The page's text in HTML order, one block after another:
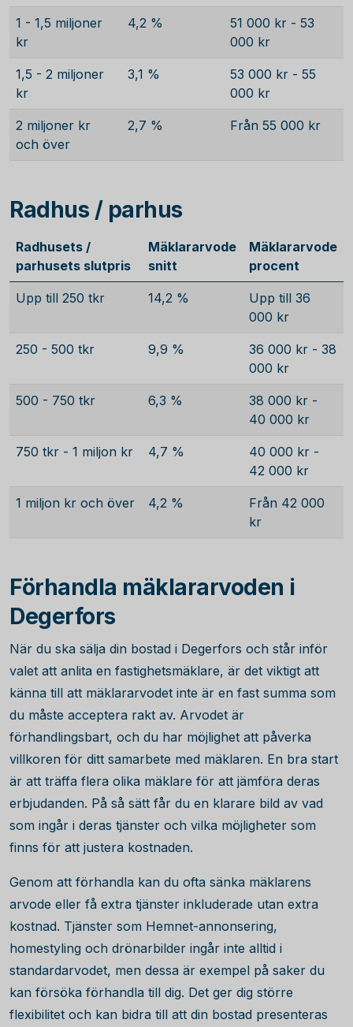
1 - 1,5 miljoner
kr
4,2 %
51 000 kr - 53
000 kr
1,5 - 2 miljoner
kr
3,1 %
53 000 kr - 55
000 kr
2 miljoner kr
och över
2,7 % Från 55 000 kr
Radhus / parhus
Radhusets /
parhusets slutpris
Mäklararvode
snitt
Mäklararvode
procent
Upp till 250 tkr 14,2 %
Upp till 36
000 kr
250 - 500 tkr 9,9 %
36 000 kr - 38
000 kr
500 - 750 tkr 6,3 %
38 000 kr -
40 000 kr
750 tkr - 1 miljon kr 4,7 %
40 000 kr -
42 000 kr
1 miljon kr och över 4,2 %
Från 42 000
kr
Förhandla mäklararvoden i
Degerfors
När du ska sälja din bostad i Degerfors och står inför
valet att anlita en fastighetsmäklare, är det viktigt att
känna till att mäklararvodet inte är en fast summa som
du måste acceptera rakt av. Arvodet är
förhandlingsbart, och du har möjlighet att påverka
villkoren för ditt samarbete med mäklaren. En bra start
är att träffa flera olika mäklare för att jämföra deras
erbjudanden. På så sätt får du en klarare bild av vad
som ingår i deras tjänster och vilka möjligheter som
finns för att justera kostnaden.
Genom att förhandla kan du ofta sänka mäklarens
arvode eller få extra tjänster inkluderade utan extra
kostnad. Tjänster som Hemnet-annonsering,
homestyling och drönarbilder ingår inte alltid i
standardarvodet, men dessa är exempel på saker du
kan försöka förhandla till dig. Det ger dig större
flexibilitet och kan bidra till att din bostad presenteras